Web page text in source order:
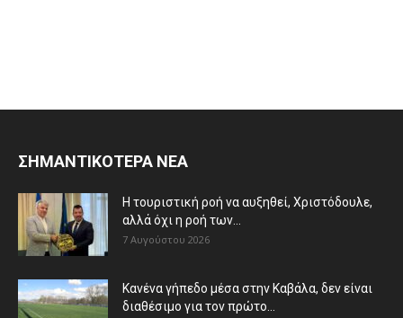
ΣΗΜΑΝΤΙΚΟΤΕΡΑ ΝΕΑ
Η τουριστική ροή να αυξηθεί, Χριστόδουλε,
αλλά όχι η ροή των...
7 Αυγούστου 2026
Κανένα γήπεδο μέσα στην Καβάλα, δεν είναι
διαθέσιμο για τον πρώτο...